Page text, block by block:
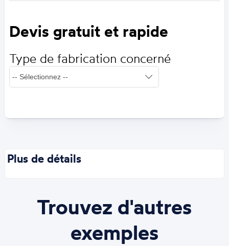
Devis gratuit et rapide
Type de fabrication concerné
Plus de détails
Trouvez d'autres
exemples